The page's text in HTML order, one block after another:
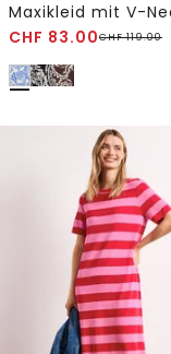
CHF 83.00CHF119.00